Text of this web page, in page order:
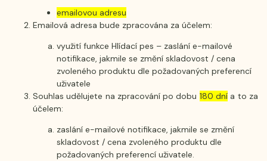
emailovou adresu
Emailová adresa bude zpracována za účelem:
využití funkce Hlídací pes – zaslání e-mailové
notifikace, jakmile se změní skladovost / cena
zvoleného produktu dle požadovaných preferencí
uživatele
Souhlas udělujete na zpracování po dobu 180 dní a to za
účelem:
zaslání e-mailové notifikace, jakmile se změní
skladovost / cena zvoleného produktu dle
požadovaných preferencí uživatele.